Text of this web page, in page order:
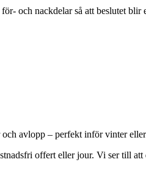
och nackdelar så att beslutet blir
avlopp – perfekt inför vinter
offert eller jour. Vi ser till